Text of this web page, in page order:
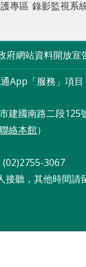
專區 錄影監視系
府網站資料開放宣
App「服務」項
建國南路二段125
聯絡本館）
3067
接聽，其他時間請